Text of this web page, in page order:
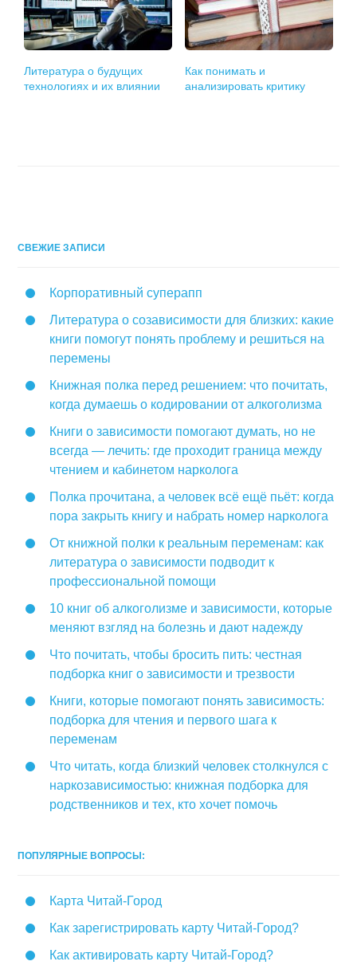
Литература о будущих
технологиях и их влиянии
Как понимать и
анализировать критику
СВЕЖИЕ ЗАПИСИ
Корпоративный суперапп
Литература о созависимости для близких: какие
книги помогут понять проблему и решиться на
перемены
Книжная полка перед решением: что почитать,
когда думаешь о кодировании от алкоголизма
Книги о зависимости помогают думать, но не
всегда — лечить: где проходит граница между
чтением и кабинетом нарколога
Полка прочитана, а человек всё ещё пьёт: когда
пора закрыть книгу и набрать номер нарколога
От книжной полки к реальным переменам: как
литература о зависимости подводит к
профессиональной помощи
10 книг об алкоголизме и зависимости, которые
меняют взгляд на болезнь и дают надежду
Что почитать, чтобы бросить пить: честная
подборка книг о зависимости и трезвости
Книги, которые помогают понять зависимость:
подборка для чтения и первого шага к
переменам
Что читать, когда близкий человек столкнулся с
наркозависимостью: книжная подборка для
родственников и тех, кто хочет помочь
ПОПУЛЯРНЫЕ ВОПРОСЫ:
Карта Читай-Город
Как зарегистрировать карту Читай-Город?
Как активировать карту Читай-Город?